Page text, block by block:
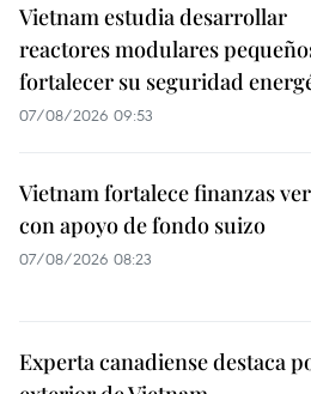
Vietnam estudia desarrollar
reactores modulares
fortalecer su seguridad
07/08/2026 09:53
Vietnam fortalece finanzas
con apoyo de fondo suizo
07/08/2026 08:23
Experta canadiense destaca